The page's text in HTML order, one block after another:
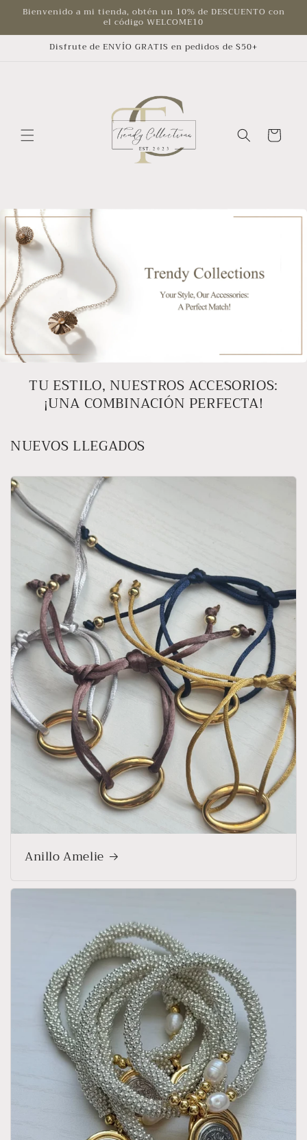
directamente
Bienvenido a mi tienda, obtén un 10% de DESCUENTO con
el código WELCOME10
Disfrute de ENVÍO GRATIS en pedidos de $50+
Carrito
TU ESTILO, NUESTROS ACCESORIOS:
¡UNA COMBINACIÓN PERFECTA!
NUEVOS LLEGADOS
Anillo Amelie